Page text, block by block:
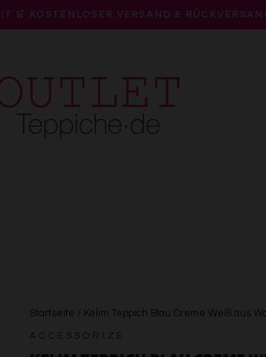
Pause
🛒 KOSTENLOSER VERSAND &
Startseite / Kelim Teppich Blau Creme Weiß aus
ACCESSORIZE